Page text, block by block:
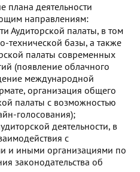
плана деятельности
направлениям:
Аудиторской палаты, в том
технической базы, а также
палаты современных
(появление облачного
международной
организация общего
палаты с возможностью
голосования);
деятельности, в
с
и иными организациями по
законодательства об